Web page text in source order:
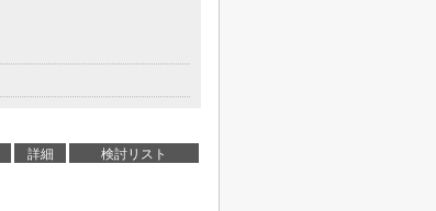
詳細 検討リスト